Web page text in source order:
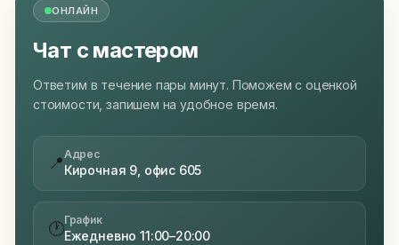
ОНЛАЙН
Чат с мастером
Ответим в течение пары минут. Поможем с оценкой
стоимости, запишем на удобное время.
📍Адрес
Кирочная 9, офис 605
🕐График
Ежедневно 11:00–20:00